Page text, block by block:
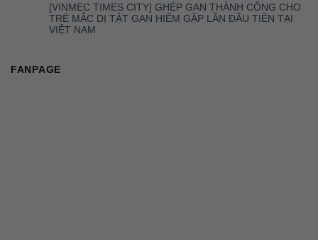
[VINMEC TIMES CITY] GHÉP GAN THÀNH CÔNG CHO
TRẺ MẮC DỊ TẬT GAN HIẾM GẶP LẦN ĐẦU TIÊN TẠI
VIỆT NAM
FANPAGE